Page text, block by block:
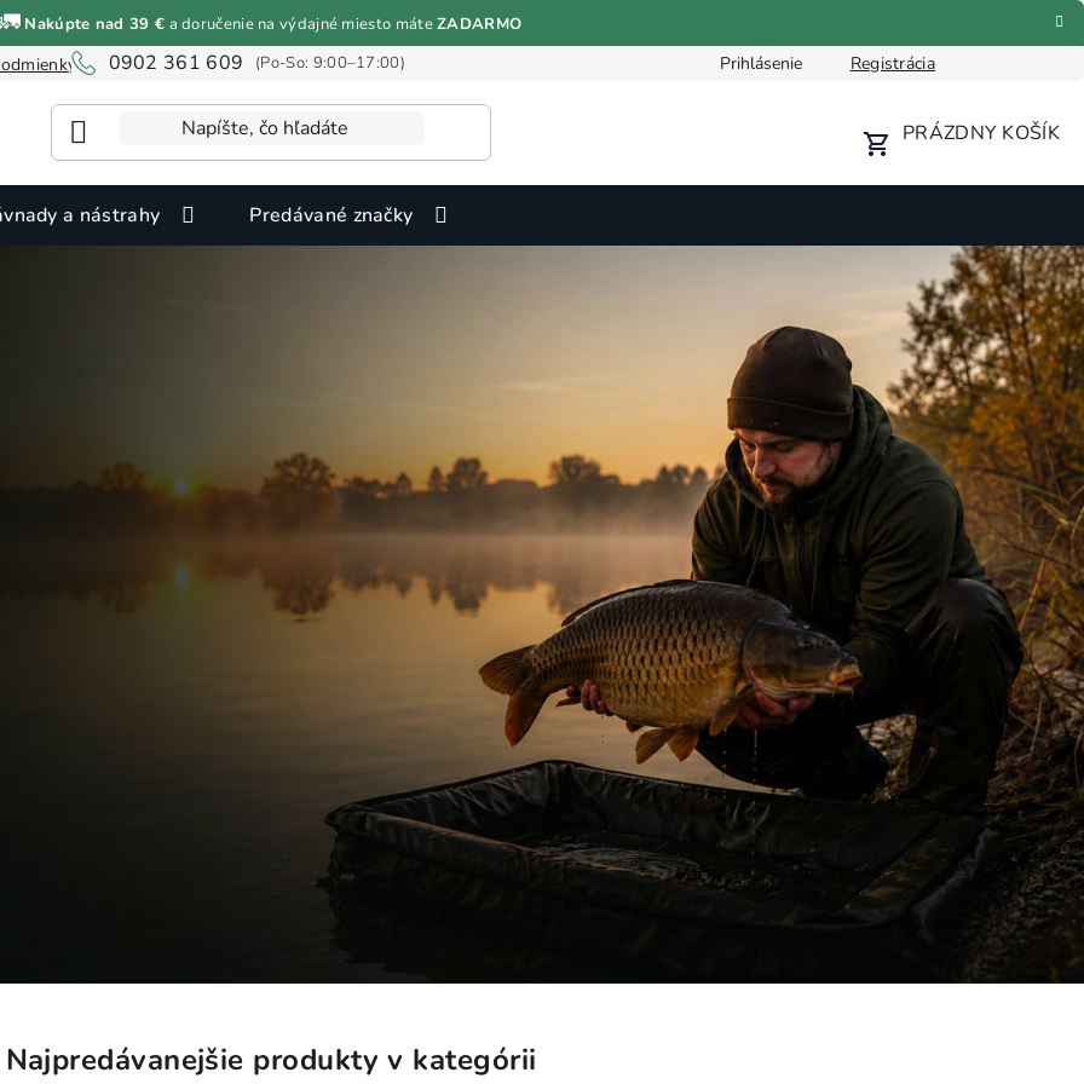
Nakúpte nad 39 € a doručenie na výdajné miesto máteZADARMO
ochrany osobných údajov Informácie o cookies Formulár pre odstúpenie od zmluvy Reklamačný formulár
0902 361 609 Prihlásenie Registrácia
NÁKUPNÝ
PRÁZDNY KOŠÍK
a nástrahy Predávané značky
Najpredávanejšie produkty v kategórii